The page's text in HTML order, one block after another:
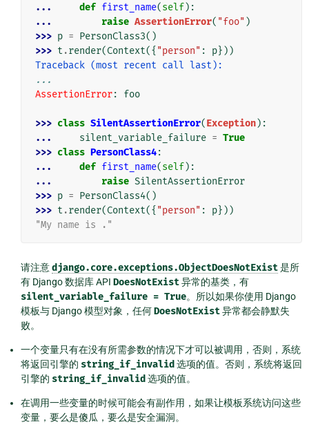
...
def first_name(self):
...
raise AssertionError( "foo" )
>>> p = PersonClass3()
>>> t .render(Context({ "person" : p}))
Traceback (most recent call last):
...
AssertionError: foo
>>> class SilentAssertionError(Exception):
...
silent_variable_failure = True
>>> class PersonClass4:
...
def first_name(self):
...
raise SilentAssertionError
>>> p = PersonClass4()
>>> t .render(Context({ "person" : p}))
"My name is ."
请注意django.core.exceptions.ObjectDoesNotExist是所
有 Django 数据库 API DoesNotExist异常的基类，有
silent_variable_failure = True。所以如果你使用 Django
模板与 Django 模型对象，任何DoesNotExist异常都会静默失
败。
一个变量只有在没有所需参数的情况下才可以被调用，否则，系统
将返回引擎的 string_if_invalid 选项的值。否则，系统将返回
引擎的 string_if_invalid 选项的值。
在调用一些变量的时候可能会有副作用，如果让模板系统访问这些
变量，要么是傻瓜，要么是安全漏洞。